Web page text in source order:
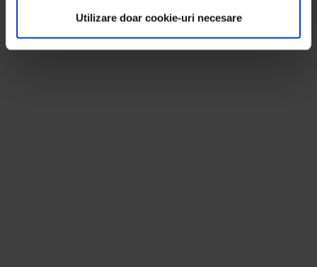
Utilizare doar cookie-uri necesare